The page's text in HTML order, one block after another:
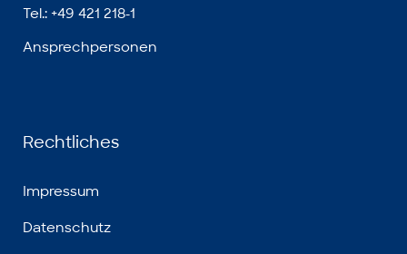
Tel.: +49 421 218-1
Ansprechpersonen
Rechtliches
Impressum
Datenschutz